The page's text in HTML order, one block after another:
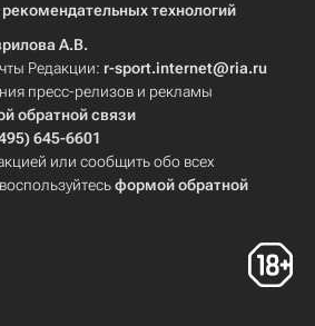
технологий
А.В.
Редакции: r-sport.internet@ria.ru
пресс-релизов и рекламы
обратной связи
645-6601
или сообщить обо всех
формой обратной